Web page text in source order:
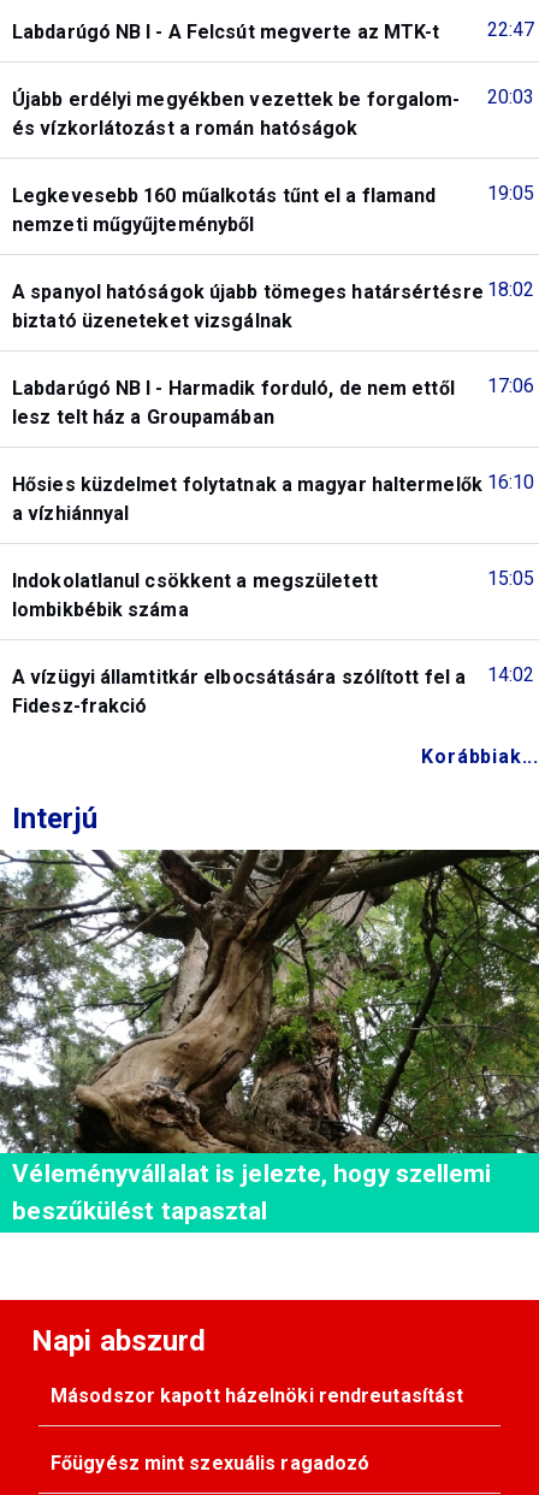
22:47
Labdarúgó NB I - A Felcsút megverte az MTK-t
20:03
Újabb erdélyi megyékben vezettek be forgalom-
és vízkorlátozást a román hatóságok
19:05
Legkevesebb 160 műalkotás tűnt el a flamand
nemzeti műgyűjteményből
18:02
A spanyol hatóságok újabb tömeges határsértésre
biztató üzeneteket vizsgálnak
17:06
Labdarúgó NB I - Harmadik forduló, de nem ettől
lesz telt ház a Groupamában
16:10
Hősies küzdelmet folytatnak a magyar haltermelők
a vízhiánnyal
15:05
Indokolatlanul csökkent a megszületett
lombikbébik száma
14:02
A vízügyi államtitkár elbocsátására szólított fel a
Fidesz-frakció
Korábbiak...
Interjú
Véleményvállalat is jelezte, hogy szellemi
beszűkülést tapasztal
Napi abszurd
Másodszor kapott házelnöki rendreutasítást
Főügyész mint szexuális ragadozó